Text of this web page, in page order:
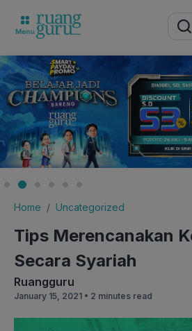
for:
Home Uncategorized
Tips Merencanakan
Secara Syariah
Ruangguru
January 15, 2021 • 2 minutes read